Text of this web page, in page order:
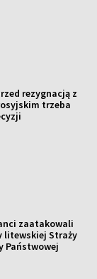
rezygnacją z
trzeba
zaatakowali
litewskiej Straży
Państwowej